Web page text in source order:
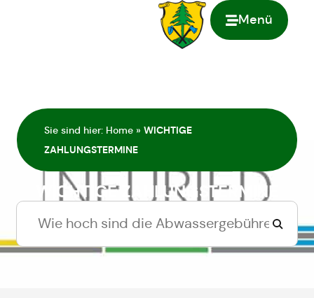
Menü
Sie sind hier: Home » WICHTIGE
ZAHLUNGSTERMINE
WICHTIGE ZAHLUNGSTERMINE